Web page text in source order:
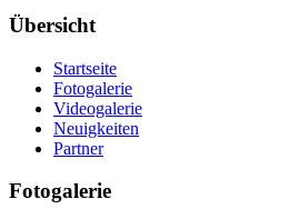
Übersicht
Startseite
Fotogalerie
Videogalerie
Neuigkeiten
Partner
Fotogalerie